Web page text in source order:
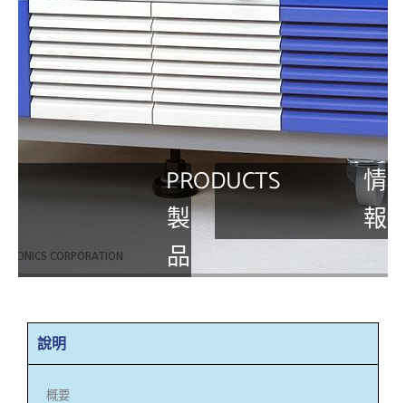
PRODUCTS
製
品
情
報
說明
概要